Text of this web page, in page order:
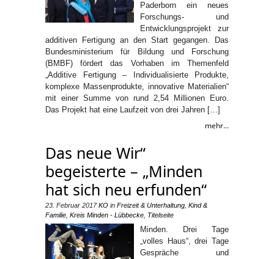
Paderborn ein neues
Forschungs- und
Entwicklungsprojekt zur
additiven Fertigung an den Start gegangen. Das
Bundesministerium für Bildung und Forschung
(BMBF) fördert das Vorhaben im Themenfeld
„Additive Fertigung – Individualisierte Produkte,
komplexe Massenprodukte, innovative Materialien“
mit einer Summe von rund 2,54 Millionen Euro.
Das Projekt hat eine Laufzeit von drei Jahren […]
mehr...
Das neue Wir“
begeisterte – „Minden
hat sich neu erfunden“
23. Februar 2017 KO in Freizeit & Unterhaltung Kind &
Familie Kreis Minden - Lübbecke Titelseite
Minden. Drei Tage
„volles Haus“, drei Tage
Gespräche und